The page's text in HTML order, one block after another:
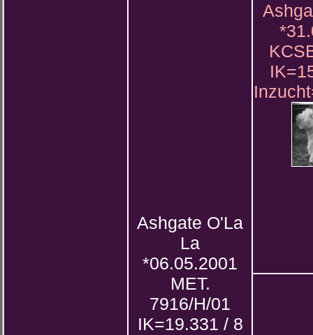
Ashgate O'La
La
*06.05.2001
MET.
7916/H/01
IK=19.331 / 8